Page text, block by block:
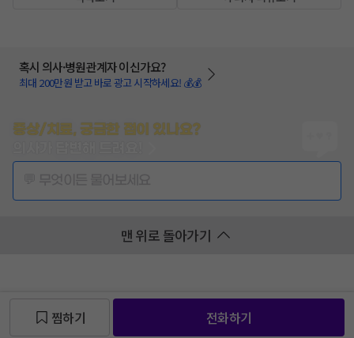
혹시 의사·병원관계자 이신가요?
최대 200만원 받고 바로 광고 시작하세요! 💰💰
증상/치료, 궁금한 점이 있나요?
맨 위로 돌아가기
찜하기 전화하기